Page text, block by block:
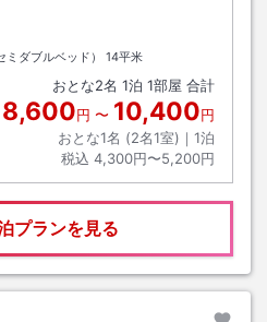
ミダブルベッド）
14平米
おとな2名 1泊 1部屋 合計
8,600円 〜 10,400円
おとな1名 (2名1室)｜ 1泊
税込 4,300円〜5,200円
プランを見る